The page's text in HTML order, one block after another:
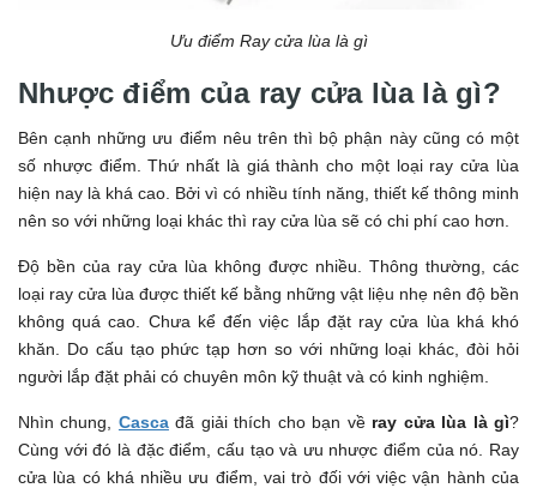
Ưu điểm Ray cửa lùa là gì
Nhược điểm của ray cửa lùa là gì?
Bên cạnh những ưu điểm nêu trên thì bộ phận này cũng có một
số nhược điểm. Thứ nhất là giá thành cho một loại ray cửa lùa
hiện nay là khá cao. Bởi vì có nhiều tính năng, thiết kế thông minh
nên so với những loại khác thì ray cửa lùa sẽ có chi phí cao hơn.
Độ bền của ray cửa lùa không được nhiều. Thông thường, các
loại ray cửa lùa được thiết kế bằng những vật liệu nhẹ nên độ bền
không quá cao. Chưa kể đến việc lắp đặt ray cửa lùa khá khó
khăn. Do cấu tạo phức tạp hơn so với những loại khác, đòi hỏi
người lắp đặt phải có chuyên môn kỹ thuật và có kinh nghiệm.
Nhìn chung, Cascađã giải thích cho bạn về ray cửa lùa là gì?
Cùng với đó là đặc điểm, cấu tạo và ưu nhược điểm của nó. Ray
cửa lùa có khá nhiều ưu điểm, vai trò đối với việc vận hành của